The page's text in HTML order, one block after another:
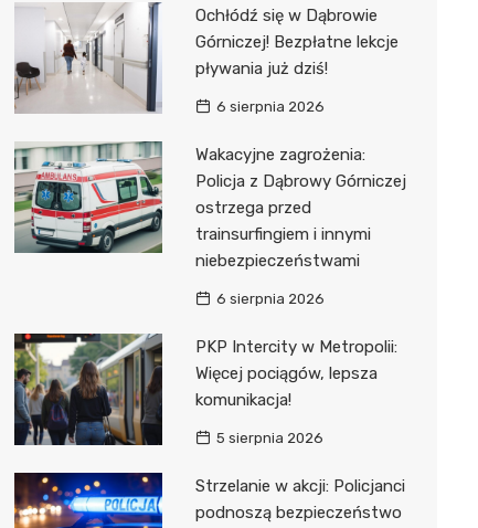
Ochłódź się w Dąbrowie
Górniczej! Bezpłatne lekcje
pływania już dziś!
6 sierpnia 2026
Wakacyjne zagrożenia:
Policja z Dąbrowy Górniczej
ostrzega przed
trainsurfingiem i innymi
niebezpieczeństwami
6 sierpnia 2026
PKP Intercity w Metropolii:
Więcej pociągów, lepsza
komunikacja!
5 sierpnia 2026
Strzelanie w akcji: Policjanci
podnoszą bezpieczeństwo